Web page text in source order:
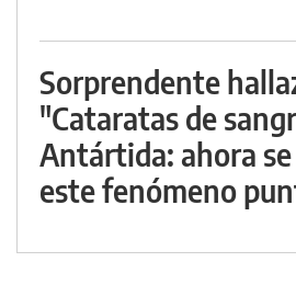
Sorprendente
"Cataratas de
Antártida: ahora se
este fenómeno